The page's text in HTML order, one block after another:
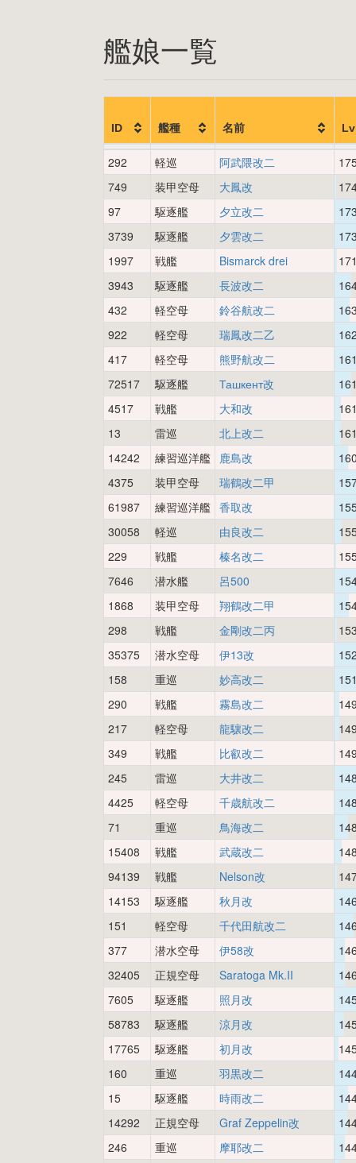
艦娘一覧
ID 艦種 名前 Lv
292 軽巡 阿武隈改二
749
装甲空母 大鳳改
97
駆逐艦 夕立改二
3739
駆逐艦 夕雲改二
1997
戦艦 Bismarck drei
3943
駆逐艦 長波改二
432
軽空母 鈴谷航改二
922
軽空母 瑞鳳改二乙
417
軽空母 熊野航改二
72517
駆逐艦 Ташкент改
4517
戦艦 大和改
13
雷巡 北上改二
14242
練習巡洋艦 鹿島改
4375
装甲空母 瑞鶴改二甲
61987
練習巡洋艦 香取改
30058
軽巡 由良改二
229
戦艦 榛名改二
7646
潜水艦 呂500
1868
装甲空母 翔鶴改二甲
298
戦艦 金剛改二丙
35375
潜水空母 伊13改
158
重巡 妙高改二
290
戦艦 霧島改二
217
軽空母 龍驤改二
349
戦艦 比叡改二
245
雷巡 大井改二
4425
軽空母 千歳航改二
71
重巡 鳥海改二
15408
戦艦 武蔵改二
94139
戦艦 Nelson改
14153
駆逐艦 秋月改
151
軽空母 千代田航改二
377
潜水空母 伊58改
32405
正規空母 Saratoga Mk.II
7605
駆逐艦 照月改
58783
駆逐艦 涼月改
17765
駆逐艦 初月改
160
重巡 羽黒改二
15
駆逐艦 時雨改二
14292
正規空母 Graf Zeppelin改
246
重巡 摩耶改二